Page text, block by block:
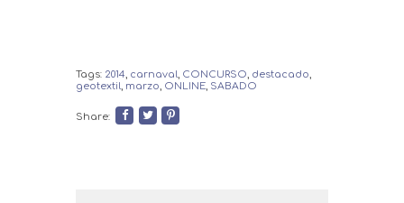
Tags: 2014, carnaval, CONCURSO, destacado,
geotextil, marzo, ONLINE, SABADO
Share: